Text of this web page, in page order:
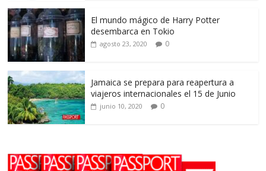
El mundo mágico de Harry Potter
desembarca en Tokio
agosto 23, 2020 0
Jamaica se prepara para reapertura a
viajeros internacionales el 15 de Junio
junio 10, 2020 0